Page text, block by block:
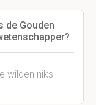
de Gouden
wilden niks